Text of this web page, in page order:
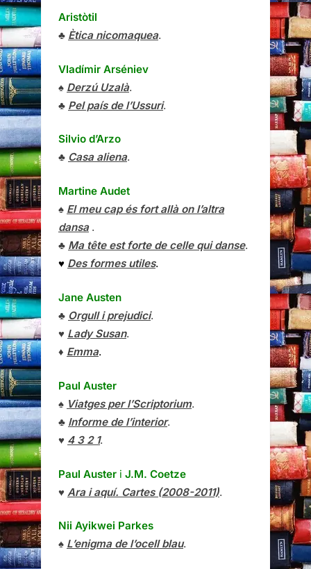
Aristòtil
♣ Ètica nicomaquea.
Vladímir Arséniev
♠ Derzú Uzalà.
♣ Pel país de l’Ussuri.
Silvio d’Arzo
♣ Casa aliena.
Martine Audet
♠ El meu cap és fort allà on l’altra
dansa.
♣ Ma tête est forte de celle qui danse.
♥ Des formes utiles.
Jane Austen
♣ Orgull i prejudici.
♥ Lady Susan.
♦ Emma.
Paul Auster
♠ Viatges per l’Scriptorium.
♣ Informe de l’interior.
♥ 4 3 2 1.
Paul Auster i J.M. Coetze
♥ Ara i aquí. Cartes (2008-2011).
Nii Ayikwei Parkes
♠ L’enigma de l’ocell blau.